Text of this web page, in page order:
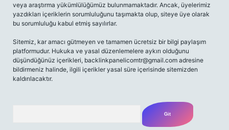
veya araştırma yükümlülüğümüz bulunmamaktadır. Ancak, üyelerimiz
yazdıkları içeriklerin sorumluluğunu taşımakta olup, siteye üye olarak
bu sorumluluğu kabul etmiş sayılırlar.
Sitemiz, kar amacı gütmeyen ve tamamen ücretsiz bir bilgi paylaşım
platformudur. Hukuka ve yasal düzenlemelere aykırı olduğunu
düşündüğünüz içerikleri, backlinkpanelicomtr@gmail.com adresine
bildirmeniz halinde, ilgili içerikler yasal süre içerisinde sitemizden
kaldırılacaktır.